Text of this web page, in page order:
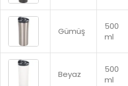
Gümüş
500
ml
Beyaz
500
ml